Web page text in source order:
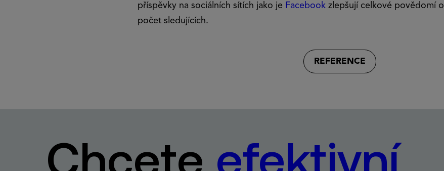
příspěvky na sociálních sítích jako je Facebook zlepšují celkové povědomí o
počet sledujících.
REFERENCE
Chcete efektivní